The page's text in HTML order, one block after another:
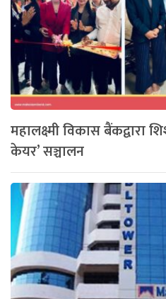
महालक्ष्मी विकास बैंकद्वारा
केयर’ सञ्चालन